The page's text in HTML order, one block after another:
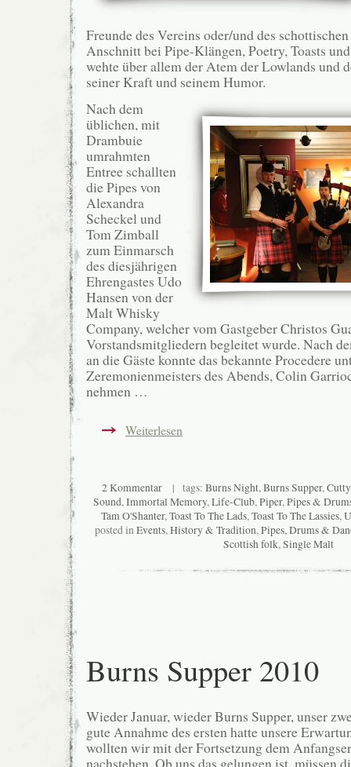
Freunde des Vereins oder/und des
Anschnitt bei Pipe-Klängen, Poetry, Toasts
wehte über allem der Atem der Lowlands und
seiner Kraft und seinem Humor.
Nach dem
üblichen, mit
Drambuie
umrahmten
Entree schallten
die Pipes von
Alexandra
Scheckel und
Tom Zimball
zum Einmarsch
des diesjährigen
Ehrengastes Udo
Hansen von der
Malt Whisky
Company, welcher vom Gastgeber Christos
Vorstandsmitgliedern begleitet wurde. Nach
an die Gäste konnte das bekannte Procedere
Zeremonienmeisters des Abends, Colin
nehmen …
Weiterlesen
2 Kommentar | tags: Burns Night,Burns Supper,
Sound,Immortal Memory,Life-Club,Piper,Pipes &
Tam O'Shanter,Toast To The Lads,Toast To The Lassies,
posted inEvents,History & Tradition,Pipes, Drums &
Scottish folk,Single Malt
Burns Supper 2010
Wieder Januar, wieder Burns Supper, unser
gute Annahme des ersten hatte unsere
wollten wir mit der Fortsetzung dem
nachstehen. Ob uns das gelungen ist, müssen